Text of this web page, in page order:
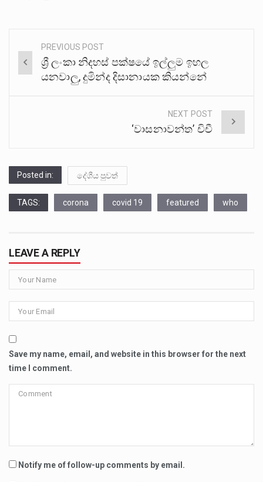
Post
navigation
PREVIOUS POST
ශ්‍රී ලංකා නිදහස් පක්ෂයේ ඉල්ලුම ඉහල
යනවාලු, දුමින්ද දිසානායක කියන්නේ
NEXT POST
‘වාසනාවන්ත’ චිචී
Posted in: දේශීය පුවත්
TAGS: corona covid 19 featured who
LEAVE A REPLY
Save my name, email, and website in this browser for the next
time I comment.
Notify me of follow-up comments by email.